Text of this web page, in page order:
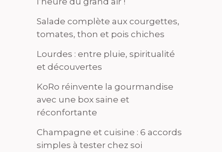
Salade complète aux courgettes,
tomates, thon et pois chiches
Lourdes : entre pluie, spiritualité
et découvertes
KoRo réinvente la gourmandise
avec une box saine et
réconfortante
Champagne et cuisine : 6 accords
simples à tester chez soi